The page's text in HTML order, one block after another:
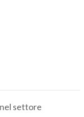
settore